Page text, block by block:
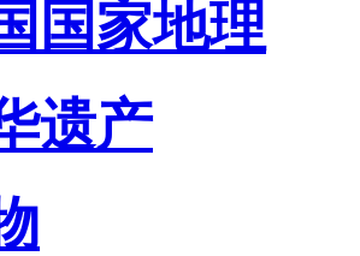
国家地理
遗产